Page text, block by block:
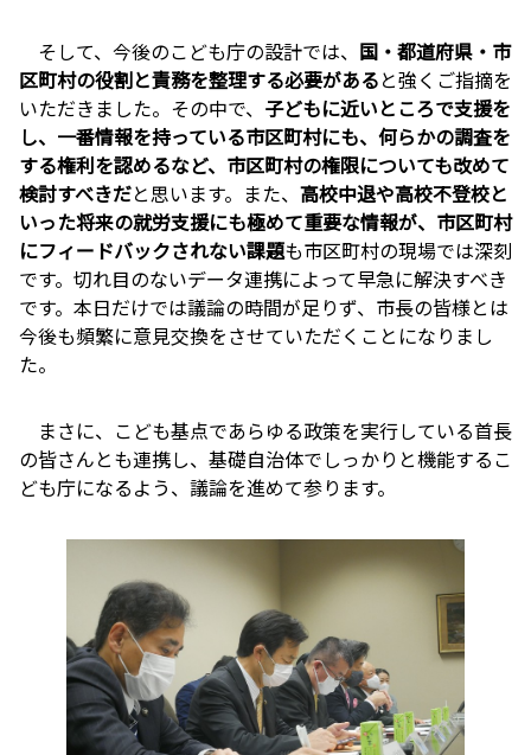
そして、今後のこども庁の設計では、 国・都道府県・市
区町村の役割と責務を整理する必要があると強くご指摘を
いただきました。その中で、 子どもに近いところで支援を
し、一番情報を持っている市区町村にも、何らかの調査を
する権利を認めるなど、市区町村の権限についても改めて
検討すべきだと思います。また、 高校中退や高校不登校と
いった将来の就労支援にも極めて重要な情報が、市区町村
にフィードバックされない課題も市区町村の現場では深刻
です。切れ目のないデータ連携によって早急に解決すべき
です。本日だけでは議論の時間が足りず、市長の皆様とは
今後も頻繁に意見交換をさせていただくことになりまし
た。
まさに、こども基点であらゆる政策を実行している首長
の皆さんとも連携し、基礎自治体でしっかりと機能するこ
ども庁になるよう、議論を進めて参ります。